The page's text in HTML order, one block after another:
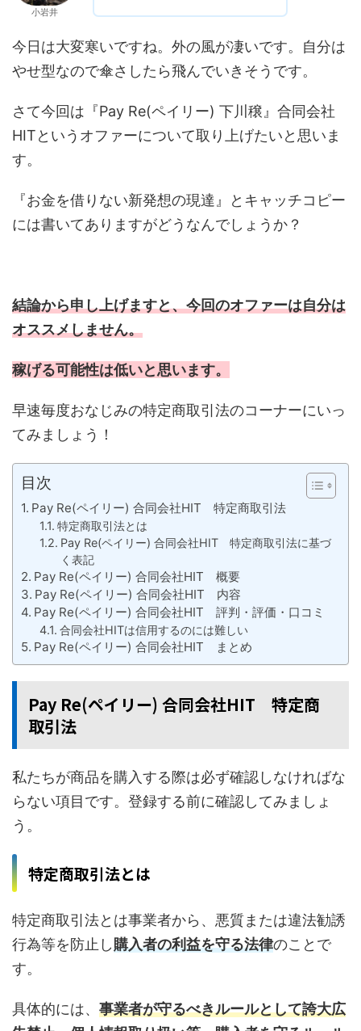
小岩井
今日は大変寒いですね。外の風が凄いです。自分は
やせ型なので傘さしたら飛んでいきそうです。
さて今回は『Pay Re(ペイリー) 下川穣』合同会社
HITというオファーについて取り上げたいと思いま
す。
『お金を借りない新発想の現達』とキャッチコピー
には書いてありますがどうなんでしょうか？
結論から申し上げますと、今回のオファーは自分は
オススメしません。
稼げる可能性は低いと思います。
早速毎度おなじみの特定商取引法のコーナーにいっ
てみましょう！
目次
Pay Re(ペイリー) 合同会社HIT 特定商取引法
特定商取引法とは
Pay Re(ペイリー) 合同会社HIT 特定商取引法に基づ
く表記
Pay Re(ペイリー) 合同会社HIT 概要
Pay Re(ペイリー) 合同会社HIT 内容
Pay Re(ペイリー) 合同会社HIT 評判・評価・口コミ
合同会社HITは信用するのには難しい
Pay Re(ペイリー) 合同会社HIT まとめ
Pay Re(ペイリー) 合同会社HIT 特定商
取引法
私たちが商品を購入する際は必ず確認しなければな
らない項目です。登録する前に確認してみましょ
う。
特定商取引法とは
特定商取引法とは事業者から、悪質または違法勧誘
行為等を防止し購入者の利益を守る法律のことで
す。
具体的には、 事業者が守るべきルールとして誇大広